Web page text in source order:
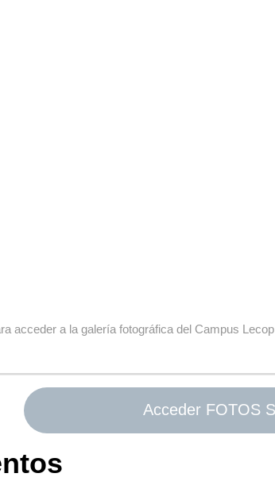
acceder a la galería fotográfica del Campus
Acceder FOTOS